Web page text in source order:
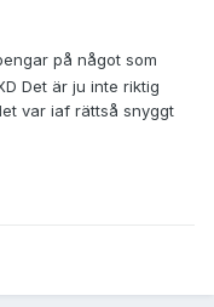
på något som
Det är ju inte riktig
var iaf rättså snyggt